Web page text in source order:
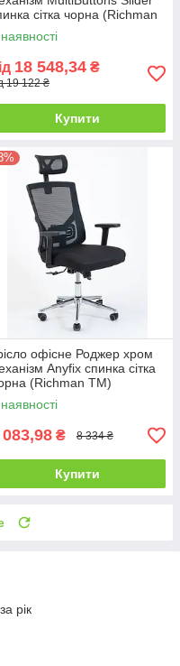
сітка чорна (Richman
18 548,34 ₴
19 122 ₴
Купити
офісне Роджер хром
Anyfix спинка сітка
(Richman ТМ)
₴ 8 334 ₴
Купити
рік